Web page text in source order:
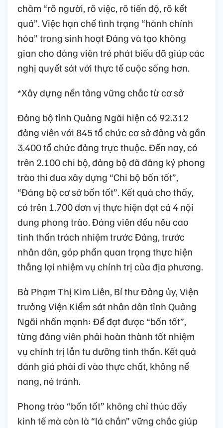
châm “rõ người, rõ việc, rõ tiến độ, rõ kết
quả”. Việc hạn chế tình trạng “hành chính
hóa” trong sinh hoạt Đảng và tạo không
gian cho đảng viên trẻ phát biểu đã giúp các
nghị quyết sát với thực tế cuộc sống hơn.
*Xây dựng nền tảng vững chắc từ cơ sở
Đảng bộ tỉnh Quảng Ngãi hiện có 92.312
đảng viên với 845 tổ chức cơ sở đảng và gần
3.400 tổ chức đảng trực thuộc. Đến nay, có
trên 2.100 chi bộ, đảng bộ đã đăng ký phong
trào thi đua xây dựng “Chi bộ bốn tốt”,
“Đảng bộ cơ sở bốn tốt”. Kết quả cho thấy,
có trên 1.700 đơn vị thực hiện đạt cả 4 nội
dung phong trào. Đảng viên đều nêu cao
tinh thần trách nhiệm trước Đảng, trước
nhân dân, góp phần quan trọng thực hiện
thắng lợi nhiệm vụ chính trị của địa phương.
Bà Phạm Thị Kim Liên, Bí thư Đảng ủy, Viện
trưởng Viện Kiểm sát nhân dân tỉnh Quảng
Ngãi nhấn mạnh: Để đạt được “bốn tốt”,
từng đảng viên phải hoàn thành tốt nhiệm
vụ chính trị lẫn tu dưỡng tinh thần. Kết quả
đánh giá phải đi vào thực chất, không nể
nang, né tránh.
Phong trào “bốn tốt” không chỉ thúc đẩy
kinh tế mà còn là “lá chắn” vững chắc giúp